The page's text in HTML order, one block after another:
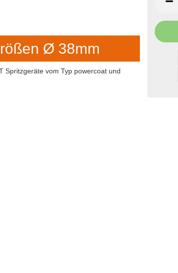
Ø 38mm
Spritzgeräte vom Typ powercoat und